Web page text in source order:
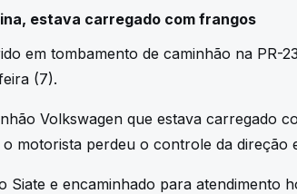
estava carregado com frangos
em tombamento de caminhão na PR-
(7).
Volkswagen que estava carregado
motorista perdeu o controle da direção
Siate e encaminhado para atendimento